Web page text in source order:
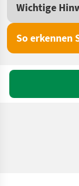
Wichtige
So erkennen